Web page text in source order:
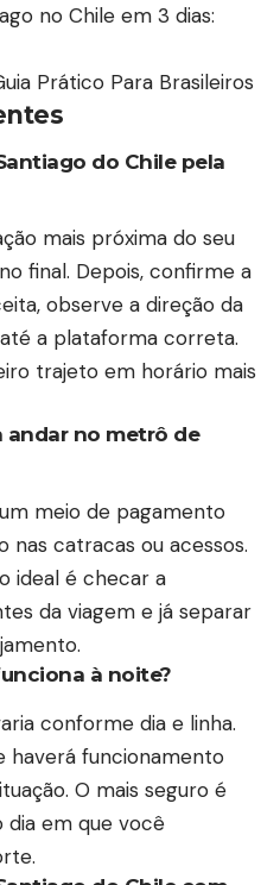
no Chile em 3 dias:
Prático Para Brasileiros
do Chile pela
mais próxima do seu
final. Depois, confirme a
observe a direção da
até a plataforma correta.
trajeto em horário mais
andar no metrô de
meio de pagamento
nas catracas ou acessos.
ideal é checar a
da viagem e já separar
à noite?
conforme dia e linha.
haverá funcionamento
O mais seguro é
dia em que você